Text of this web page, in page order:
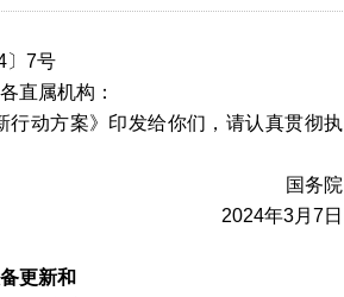
7号
直属机构：
动方案》印发给你们，请认真贯彻执
国务院
2024年3月7日
更新和